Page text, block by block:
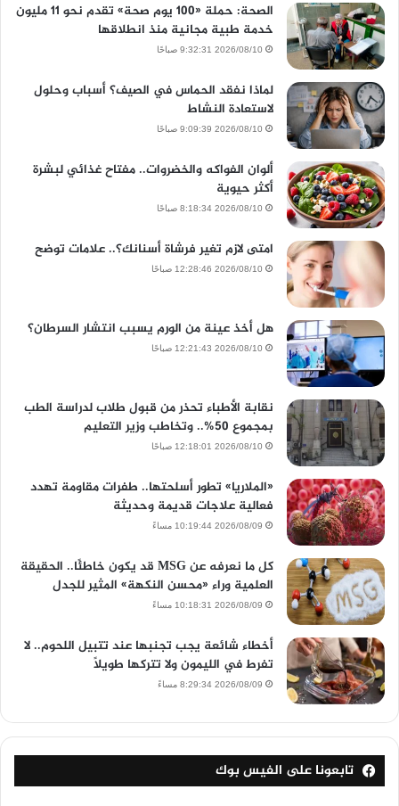
الصحة: حملة «100 يوم صحة» تقدم نحو 11 مليون
خدمة طبية مجانية منذ انطلاقها
2026/08/10 9:32:31 صباحًا
لماذا نفقد الحماس في الصيف؟ أسباب وحلول
لاستعادة النشاط
2026/08/10 9:09:39 صباحًا
ألوان الفواكه والخضروات.. مفتاح غذائي لبشرة
أكثر حيوية
2026/08/10 8:18:34 صباحًا
امتى لازم تغير فرشاة أسنانك؟.. علامات توضح
2026/08/10 12:28:46 صباحًا
هل أخذ عينة من الورم يسبب انتشار السرطان؟
2026/08/10 12:21:43 صباحًا
نقابة الأطباء تحذر من قبول طلاب لدراسة الطب
بمجموع 50%.. وتخاطب وزير التعليم
2026/08/10 12:18:01 صباحًا
«الملاريا» تطور أسلحتها.. طفرات مقاومة تهدد
فعالية علاجات قديمة وحديثة
2026/08/09 10:19:44 مساءً
كل ما نعرفه عن MSG قد يكون خاطئًا.. الحقيقة
العلمية وراء «محسن النكهة» المثير للجدل
2026/08/09 10:18:31 مساءً
أخطاء شائعة يجب تجنبها عند تتبيل اللحوم.. لا
تفرط في الليمون ولا تتركها طويلًا
2026/08/09 8:29:34 مساءً
تابعونا على الفيس بوك